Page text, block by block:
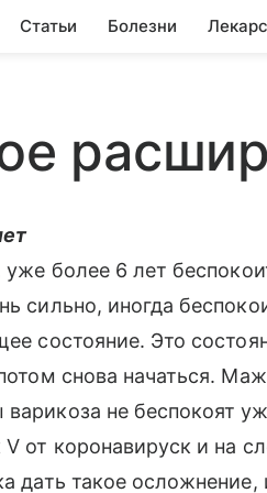
Статьи Болезни
уже более 6 лет
сильно, иногда
состояние. Это
снова начаться.
не беспокоят
от коронавируск и на
дать такое